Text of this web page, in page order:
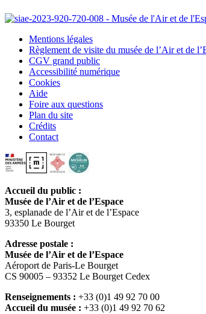
Mentions légales
Règlement de visite du musée de l’Air et de
CGV grand public
Accessibilité numérique
Cookies
Aide
Foire aux questions
Plan du site
Crédits
Contact
Accueil du public :
Musée de l’Air et de l’Espace
3, esplanade de l’Air et de l’Espace
93350 Le Bourget
Adresse postale :
Musée de l’Air et de l’Espace
Aéroport de Paris-Le Bourget
CS 90005 – 93352 Le Bourget Cedex
Renseignements : +33 (0)1 49 92 70 00
Accueil du musée : +33 (0)1 49 92 70 62